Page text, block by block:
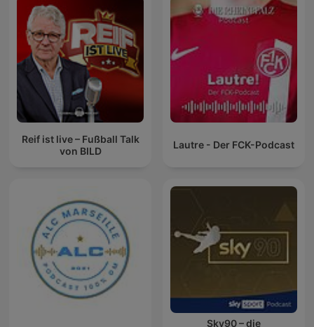
Reif ist live – Fußball Talk
von BILD
Lautre - Der FCK-Podcast
Sky90 – die